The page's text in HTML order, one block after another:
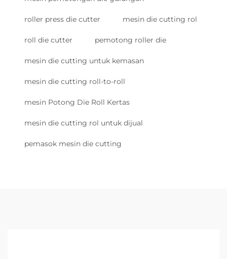
roller press die cutter mesin die cutting rol
roll die cutter pemotong roller die
mesin die cutting untuk kemasan
mesin die cutting roll-to-roll
mesin Potong Die Roll Kertas
mesin die cutting rol untuk dijual
pemasok mesin die cutting